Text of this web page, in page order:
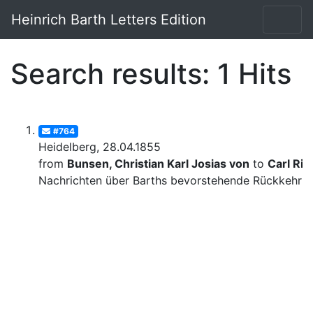
Heinrich Barth Letters Edition
Search results: 1 Hits
#764
Heidelberg, 28.04.1855
from Bunsen, Christian Karl Josias von to Carl
Nachrichten über Barths bevorstehende Rückkehr